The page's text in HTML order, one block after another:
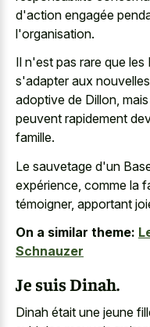
d'action engagée
l'organisation.
Il n'est pas rare que
s'adapter aux
adoptive de Dillon,
peuvent rapidement
famille.
Le sauvetage d'un
expérience, comme la
témoigner, apportant
On a similar theme:
Schnauzer
Je suis Dinah.
Dinah était une jeune